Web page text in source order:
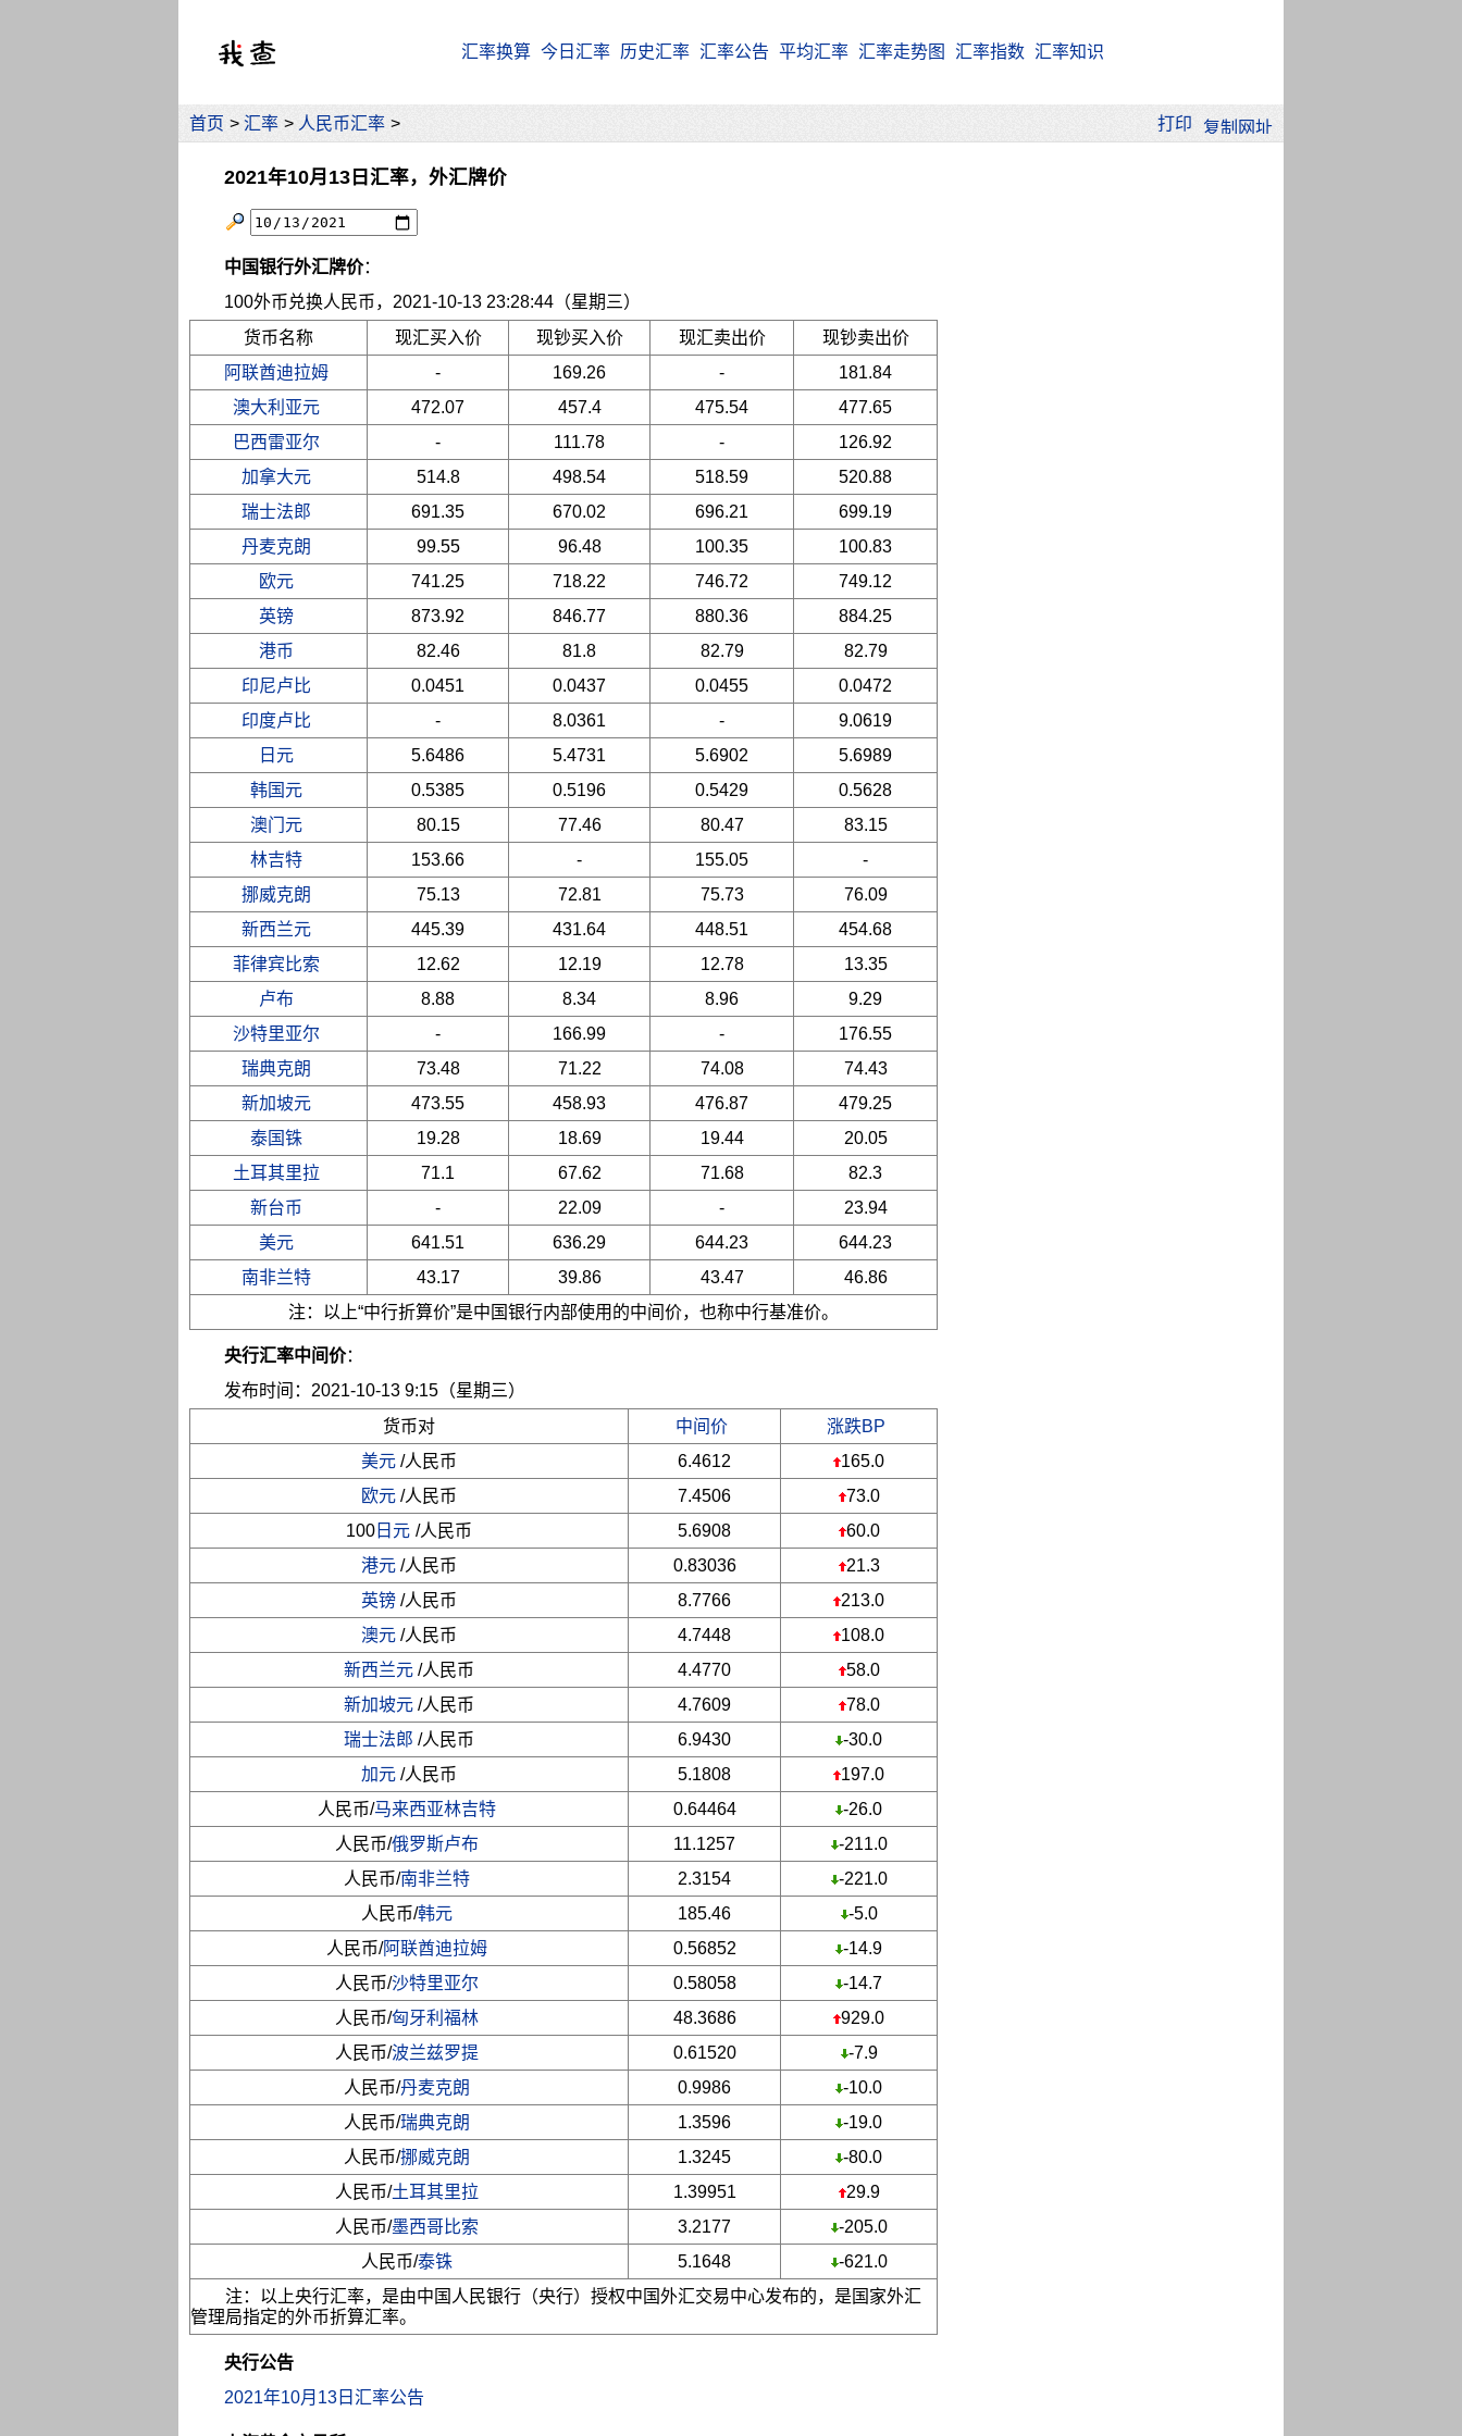
汇率换算 今日汇率 历史汇率 汇率公告 平均汇率 汇率走势图 汇率指数 汇率知识
首页 > 汇率 > 人民币汇率 > 打印
2021年10月13日汇率，外汇牌价
中国银行外汇牌价：
100外币兑换人民币，2021-10-13 23:28:44（星期三）
货币名称
现汇买入价 现钞买入价 现汇卖出价
现钞卖出价
阿联酋迪拉姆
- 169.26 -
181.84
澳大利亚元
472.07 457.4 475.54
477.65
巴西雷亚尔
- 111.78 -
126.92
加拿大元
514.8 498.54 518.59
520.88
瑞士法郎
691.35 670.02 696.21
699.19
丹麦克朗
99.55 96.48 100.35
100.83
欧元
741.25 718.22 746.72
749.12
英镑
873.92 846.77 880.36
884.25
港币
82.46 81.8 82.79
82.79
印尼卢比
0.0451 0.0437 0.0455
0.0472
印度卢比
- 8.0361 -
9.0619
日元
5.6486 5.4731 5.6902
5.6989
韩国元
0.5385 0.5196 0.5429
0.5628
澳门元
80.15 77.46 80.47
83.15
林吉特
153.66 - 155.05
-
挪威克朗
75.13 72.81 75.73
76.09
新西兰元
445.39 431.64 448.51
454.68
菲律宾比索
12.62 12.19 12.78
13.35
卢布
8.88 8.34 8.96
9.29
沙特里亚尔
- 166.99 -
176.55
瑞典克朗
73.48 71.22 74.08
74.43
新加坡元
473.55 458.93 476.87
479.25
泰国铢
19.28 18.69 19.44
20.05
土耳其里拉
71.1 67.62 71.68
82.3
新台币
- 22.09 -
23.94
美元
641.51 636.29 644.23
644.23
南非兰特
43.17 39.86 43.47
46.86
注：以上“中行折算价”是中国银行内部使用的中间价，也称中行基准价。
央行汇率中间价：
发布时间：2021-10-13 9:15（星期三）
货币对
中间价
涨跌BP
美元 /人民币 6.4612
165.0
欧元 /人民币 7.4506
73.0
100 日元 /人民币 5.6908
60.0
港元 /人民币 0.83036
21.3
英镑 /人民币 8.7766
213.0
澳元 /人民币 4.7448
108.0
新西兰元 /人民币 4.4770
58.0
新加坡元 /人民币 4.7609
78.0
瑞士法郎 /人民币 6.9430
-30.0
加元 /人民币 5.1808
197.0
人民币/马来西亚林吉特 0.64464
-26.0
人民币/俄罗斯卢布 11.1257
-211.0
人民币/南非兰特 2.3154
-221.0
人民币/韩元 185.46
-5.0
人民币/阿联酋迪拉姆 0.56852
-14.9
人民币/沙特里亚尔 0.58058
-14.7
人民币/匈牙利福林 48.3686
929.0
人民币/波兰兹罗提 0.61520
-7.9
人民币/丹麦克朗 0.9986
-10.0
人民币/瑞典克朗 1.3596
-19.0
人民币/挪威克朗 1.3245
-80.0
人民币/土耳其里拉 1.39951
29.9
人民币/墨西哥比索 3.2177
-205.0
人民币/泰铢 5.1648
-621.0
注：以上央行汇率，是由中国人民银行（央行）授权中国外汇交易中心发布的，是国家外汇
管理局指定的外币折算汇率。
央行公告
2021年10月13日汇率公告